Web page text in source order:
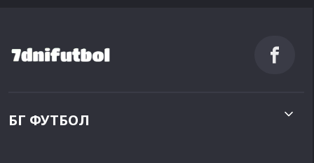
БГ ФУТБОЛ